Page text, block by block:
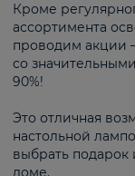
Кроме
ассортимента
проводим акции
со
90%!
Это отличная
настольной
выбрать подарок
доме.